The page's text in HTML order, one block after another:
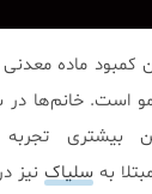
کمبود ماده
است. خانم‌ها در
بیشتری
به سلیاک نیز